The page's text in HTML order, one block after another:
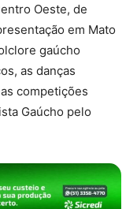
Oeste, de
em Mato
gaúcho
as danças
competições
Gaúcho pelo